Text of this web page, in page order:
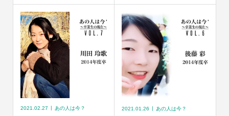
2021.02.27 あの人は今？ 2021.01.26 あの人は今？